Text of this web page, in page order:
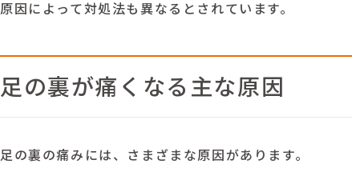
原因によって対処法も異なるとされています。
足の裏が痛くなる主な原因
足の裏の痛みには、さまざまな原因があります。